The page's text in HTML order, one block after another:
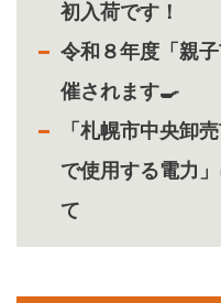
初入荷です！
令和８年度「親
催されます🍳
「札幌市中央卸
で使用する電力
て